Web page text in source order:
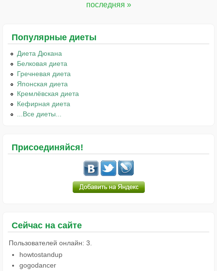
последняя »
Популярные диеты
Диета Дюкана
Белковая диета
Гречневая диета
Японская диета
Кремлёвская диета
Кефирная диета
...Все диеты...
Присоединяйся!
Сейчас на сайте
Пользователей онлайн: 3.
howtostandup
gogodancer